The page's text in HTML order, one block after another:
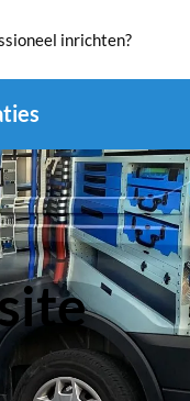
inrichten?